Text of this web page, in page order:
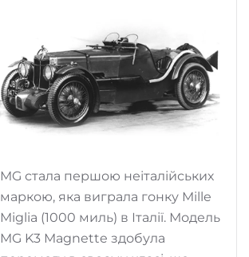
MG стала першою неіталійських
маркою, яка виграла гонку Mille
Miglia (1000 миль) в Італії. Модель
MG K3 Magnette здобула